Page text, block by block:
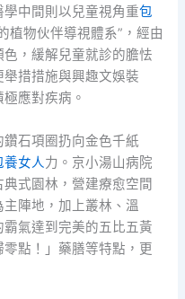
中間則以兒童視角重包
植物伙伴導視體系”，經由
，緩解兒童就診的膽怯
措措施與興趣文娛裝
應對疾病。
石項圈扔向金色千紙
養女人 力。京小湯山病院
式園林，營建療愈空間
陣地，加上叢林、溫
氣達到完美的五比五黃
點！」藥膳等特點，更